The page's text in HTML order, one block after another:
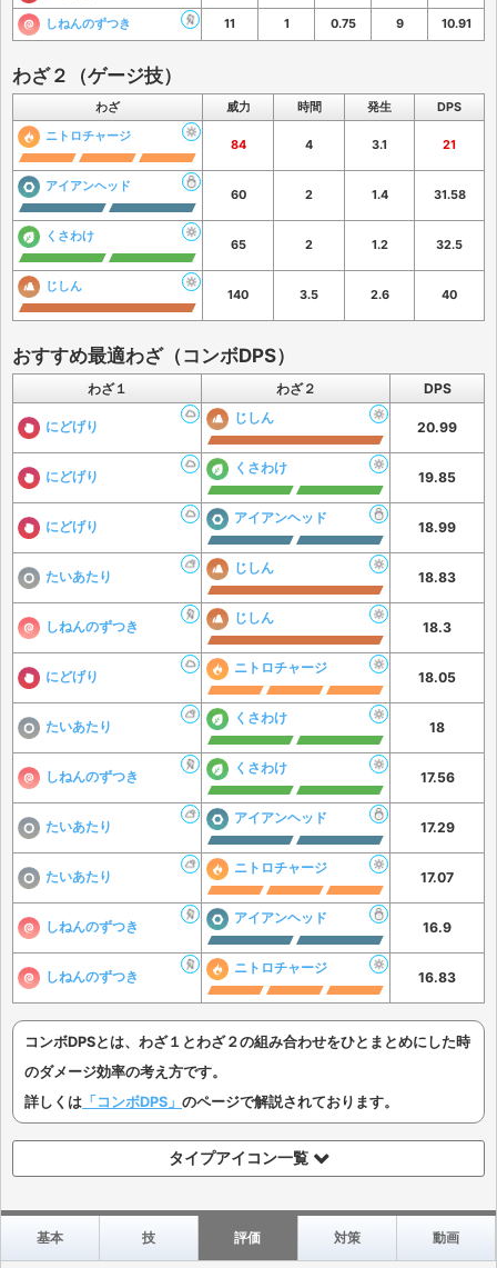
しねんのずつき 11 1 0.75 9 10.91
わざ２（ゲージ技）
わざ 威力 時間 発生
DPS
ニトロチャージ
84 4 3.1 21
アイアンヘッド
60 2 1.4 31.58
くさわけ
65 2 1.2 32.5
じしん
140 3.5 2.6 40
おすすめ最適わざ（コンボDPS）
わざ１ わざ２ DPS
にどげり
じしん
20.99
にどげり
くさわけ
19.85
にどげり
アイアンヘッド
18.99
たいあたり
じしん
18.83
しねんのずつき
じしん
18.3
にどげり
ニトロチャージ
18.05
たいあたり
くさわけ
18
しねんのずつき
くさわけ
17.56
たいあたり
アイアンヘッド
17.29
たいあたり
ニトロチャージ
17.07
しねんのずつき
アイアンヘッド
16.9
しねんのずつき
ニトロチャージ
16.83
コンボDPSとは、わざ１とわざ２の組み合わせをひとまとめにした時
のダメージ効率の考え方です。
詳しくは 「コンボDPS」 のページで解説されております。
タイプアイコン一覧
基本 技 評価 対策 動画